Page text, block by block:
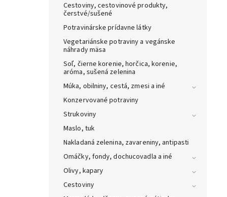
Cestoviny, cestovinové produkty,
čerstvé/sušené
Potravinárske prídavne látky
Vegetariánske potraviny a vegánske
náhrady mäsa
Soľ, čierne korenie, horčica, korenie,
aróma, sušená zelenina
Múka, obilniny, cestá, zmesi a iné
Konzervované potraviny
Strukoviny
Maslo, tuk
Nakladaná zelenina, zavareniny, antipasti
Omáčky, fondy, dochucovadla a iné
Olivy, kapary
Cestoviny